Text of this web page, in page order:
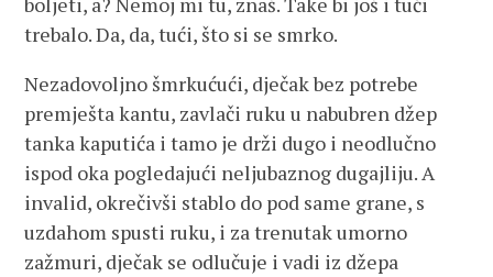
trebalo. Da, da, tući, što si se smrko.
Nezadovoljno šmrkućući, dječak bez potrebe
premješta kantu, zavlači ruku u nabubren džep
tanka kaputića i tamo je drži dugo i neodlučno
ispod oka pogledajući neljubaznog dugajliju. A
invalid, okrečivši stablo do pod same grane, s
uzdahom spusti ruku, i za trenutak umorno
zažmuri, dječak se odlučuje i vadi iz džepa